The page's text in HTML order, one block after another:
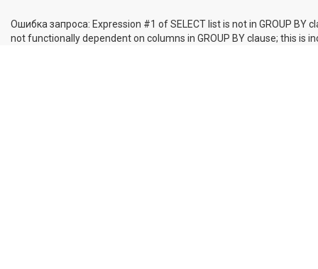
Ошибка запроса: Expression #1 of SELECT list is not in GROUP
not functionally dependent on columns in GROUP BY clause; this is